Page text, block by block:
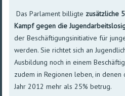
Das Parlament billigte zusätzliche
Kampf gegen die
der Beschäftigungsinitiative für
werden. Sie richtet sich an
Ausbildung noch in einem
zudem in Regionen leben, in
Jahr 2012 mehr als 25% betrug.